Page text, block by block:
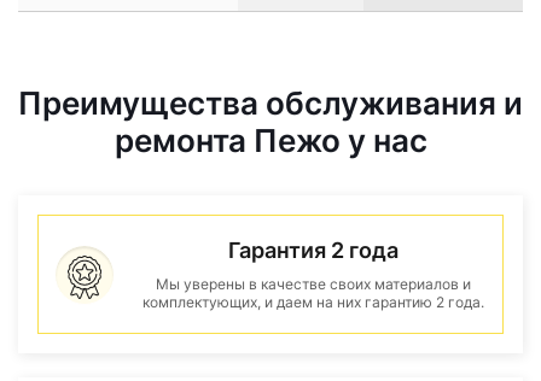
Преимущества обслуживания и
ремонта Пежо у нас
Гарантия 2 года
Мы уверены в качестве своих материалов и
комплектующих, и даем на них гарантию 2 года.